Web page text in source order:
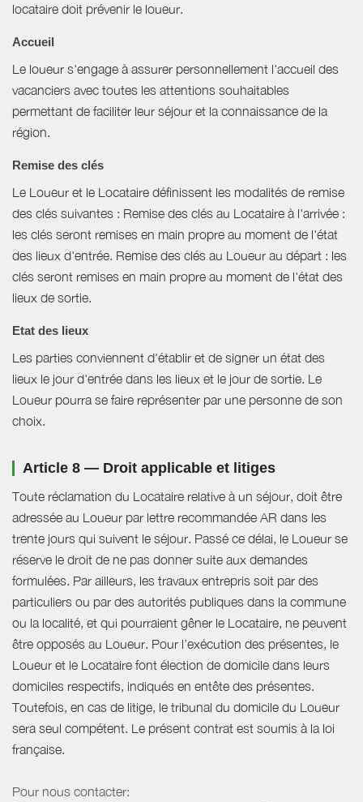
locataire doit prévenir le loueur.
Accueil
Le loueur s'engage à assurer personnellement l'accueil des
vacanciers avec toutes les attentions souhaitables
permettant de faciliter leur séjour et la connaissance de la
région.
Remise des clés
Le Loueur et le Locataire définissent les modalités de remise
des clés suivantes : Remise des clés au Locataire à l'arrivée :
les clés seront remises en main propre au moment de l'état
des lieux d'entrée. Remise des clés au Loueur au départ : les
clés seront remises en main propre au moment de l'état des
lieux de sortie.
Etat des lieux
Les parties conviennent d'établir et de signer un état des
lieux le jour d'entrée dans les lieux et le jour de sortie. Le
Loueur pourra se faire représenter par une personne de son
choix.
Article 8 — Droit applicable et litiges
Toute réclamation du Locataire relative à un séjour, doit être
adressée au Loueur par lettre recommandée AR dans les
trente jours qui suivent le séjour. Passé ce délai, le Loueur se
réserve le droit de ne pas donner suite aux demandes
formulées. Par ailleurs, les travaux entrepris soit par des
particuliers ou par des autorités publiques dans la commune
ou la localité, et qui pourraient gêner le Locataire, ne peuvent
être opposés au Loueur. Pour l’exécution des présentes, le
Loueur et le Locataire font élection de domicile dans leurs
domiciles respectifs, indiqués en entête des présentes.
Toutefois, en cas de litige, le tribunal du domicile du Loueur
sera seul compétent. Le présent contrat est soumis à la loi
française.
Pour nous contacter: